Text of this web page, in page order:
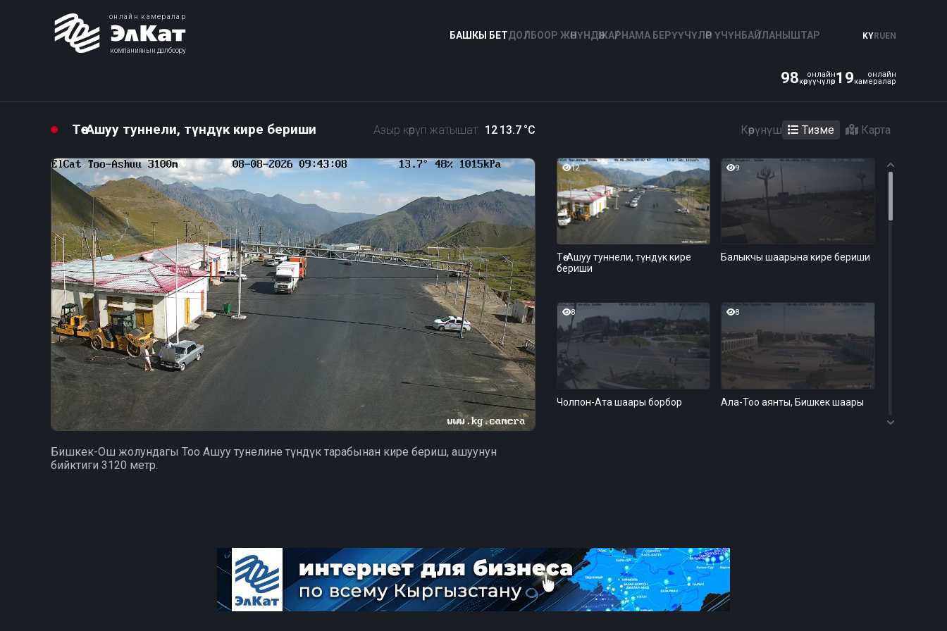
онлайн камералар
компаниянын долбоору
БАШКЫ БЕТДОЛБООР ЖӨНҮНДӨЖАРНАМА БЕРҮҮЧҮЛӨР ҮЧҮНБАЙЛАНЫШТАР KYRUEN
98 19
Төө-Ашуу туннели, түндүк кире бериши Азыр көрүп жатышат: 12 13.7 °C Көрүнүш Тизме Карта
Бишкек-Ош жолундагы Тоо Ашуу тунелине түндүк тарабынан кире бериш, ашуунун
бийктиги 3120 метр.
12
Төө-Ашуу туннели, түндүк кире
бериши
9
Балыкчы шаарына кире бериши
8
Чолпон-Ата шаары борбор
8
Ала-Тоо аянты, Бишкек шаары
айланмасы
7